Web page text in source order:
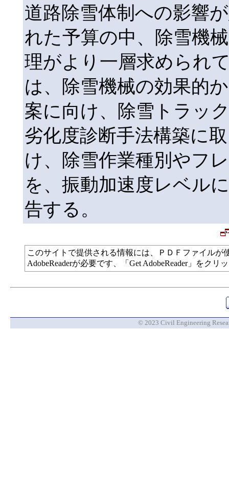
道路除雪体制への影響
れた予算の中、除雪機
理がより一層求められ
は、除雪機械の効果的
案に向け、除雪トラッ
劣化度診断手法構築に
け、除雪作業種別やフ
を、振動加速度レベル
告する。
このサイトで提供される情報には、ＰＤＦファイル
AdobeReaderが必要です、「Get AdobeReader」をク
© 2023 Civil Engineering